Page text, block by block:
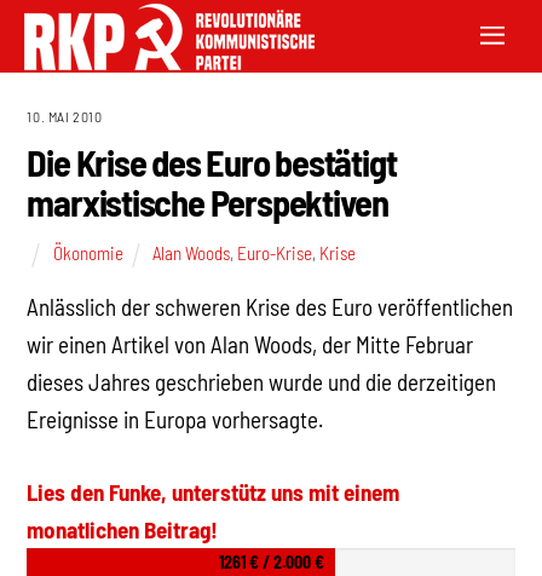
10. MAI 2010
Die Krise des Euro bestätigt
marxistische Perspektiven
Ökonomie Alan Woods, Euro-Krise, Krise
Anlässlich der schweren Krise des Euro veröffentlichen
wir einen Artikel von Alan Woods, der Mitte Februar
dieses Jahres geschrieben wurde und die derzeitigen
Ereignisse in Europa vorhersagte.
Lies den Funke, unterstütz uns mit einem
monatlichen Beitrag!
1261 € / 2.000 €